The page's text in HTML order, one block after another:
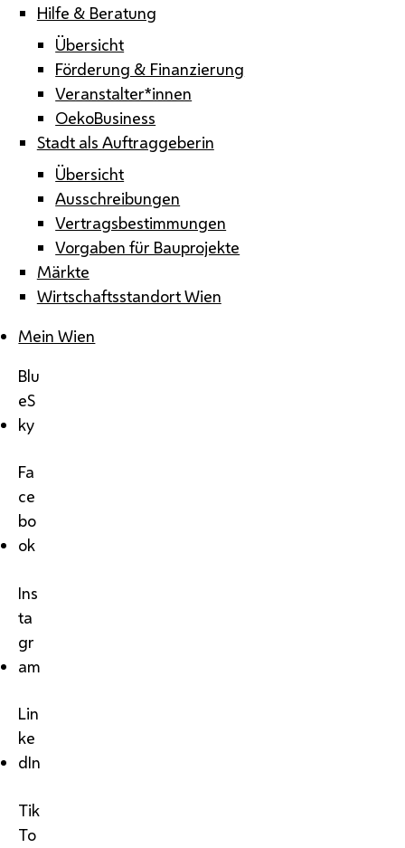
Hilfe & Beratung
Übersicht
Förderung & Finanzierung
Veranstalter*innen
OekoBusiness
Stadt als Auftraggeberin
Übersicht
Ausschreibungen
Vertragsbestimmungen
Vorgaben für Bauprojekte
Märkte
Wirtschaftsstandort Wien
Mein Wien
Blu
eS
ky
Fa
ce
bo
ok
Ins
ta
gr
am
Lin
ke
dIn
Tik
To